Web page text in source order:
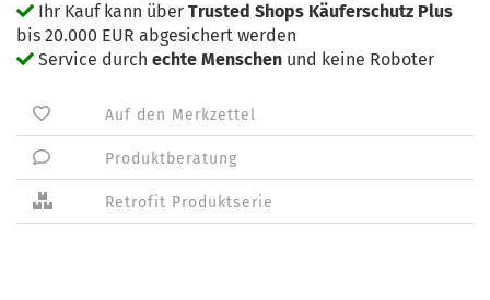
Ihr Kauf kann über Trusted Shops Käuferschutz Plus
bis 20.000 EUR abgesichert werden
Service durch echte Menschen und keine Roboter
Auf den Merkzettel
Produktberatung
Retrofit Produktserie